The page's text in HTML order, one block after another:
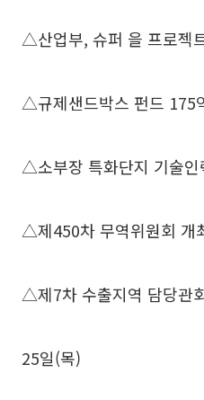
△산업부, 슈퍼 을 프로젝
△규제샌드박스 펀드 175
△소부장 특화단지 기술인
△제450차 무역위원회 개
△제7차 수출지역 담당관
25일(목)